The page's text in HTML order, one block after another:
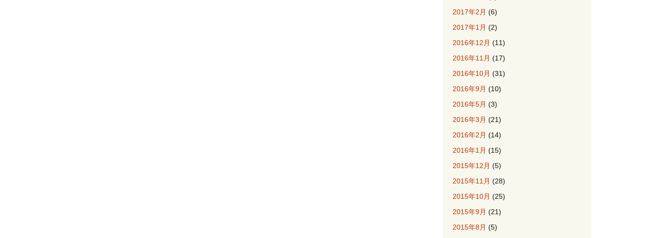
2017年2月 (6)
2017年1月 (2)
2016年12月 (11)
2016年11月 (17)
2016年10月 (31)
2016年9月 (10)
2016年5月 (3)
2016年3月 (21)
2016年2月 (14)
2016年1月 (15)
2015年12月 (5)
2015年11月 (28)
2015年10月 (25)
2015年9月 (21)
2015年8月 (5)